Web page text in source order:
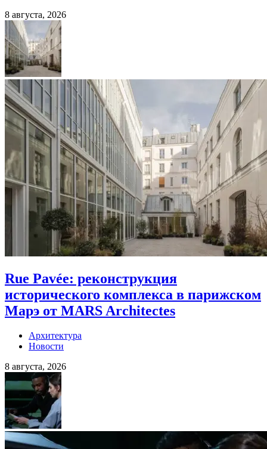
8 августа, 2026
Rue Pavée: реконструкция
исторического комплекса в парижском
Марэ от MARS Architectes
Архитектура
Новости
8 августа, 2026